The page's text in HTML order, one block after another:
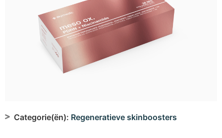
Categorie(ën): Regeneratieve skinboosters